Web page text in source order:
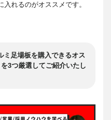
れるのがオススメです。
ミ足場板を購入できるオス
3つ厳選してご紹介いたし